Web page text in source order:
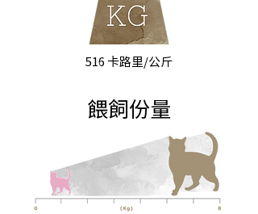
516 卡路里/公斤
餵飼份量